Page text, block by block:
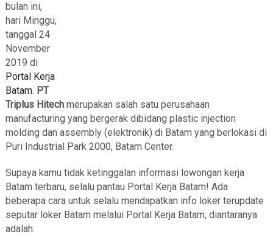
bulan ini,
hari Minggu,
tanggal 24
November
2019 di
Portal Kerja
Batam. PT
Triplus Hitechmerupakan salah satu perusahaan
manufacturing yang bergerak dibidang plastic injection
molding dan assembly (elektronik) di Batam yang berlokasi di
Puri Industrial Park 2000, Batam Center.
Supaya kamu tidak ketinggalan informasi lowongan kerja
Batam terbaru, selalu pantau Portal Kerja Batam! Ada
beberapa cara untuk selalu mendapatkan info loker terupdate
seputar loker Batam melalui Portal Kerja Batam, diantaranya
adalah: